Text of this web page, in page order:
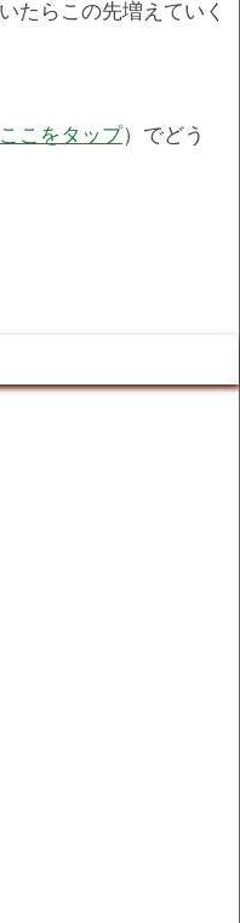
たらこの先増えていく
ここをタップ）でどう